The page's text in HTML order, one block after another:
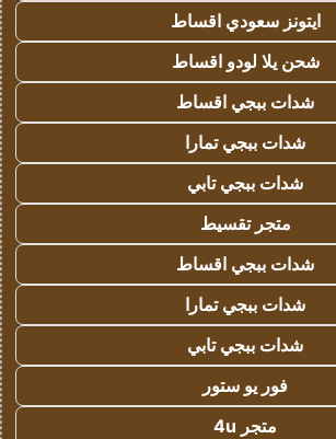
ايتونز سعودي اقساط
شحن يلا لودو اقساط
شدات ببجي اقساط
شدات ببجي تمارا
شدات ببجي تابي
متجر تقسيط
شدات ببجي اقساط
شدات ببجي تمارا
شدات ببجي تابي
فور يو ستور
متجر 4u